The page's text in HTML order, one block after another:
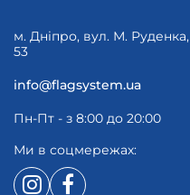
м. Дніпро, вул. М. Руденка,
53
info@flagsystem.ua
Пн-Пт - з 8:00 до 20:00
Ми в соцмережах: